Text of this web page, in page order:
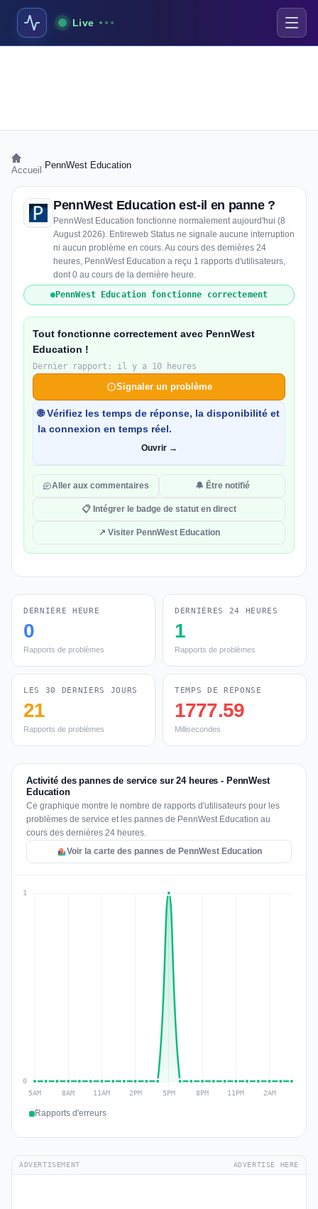
Live
Accueil PennWest Education
PennWest Education est-il en panne ?
PennWest Education fonctionne normalement aujourd'hui (8
August 2026). Entireweb Status ne signale aucune interruption
ni aucun problème en cours. Au cours des dernières 24
heures, PennWest Education a reçu 1 rapports d'utilisateurs,
dont 0 au cours de la dernière heure.
PennWest Education fonctionne correctement
Tout fonctionne correctement avec PennWest
Education !
Dernier rapport: il y a 10 heures
Signaler un problème
🌐 Vérifiez les temps de réponse, la disponibilité et
la connexion en temps réel.
Ouvrir →
Aller aux commentaires 🔔 Être notifié
📋 Intégrer le badge de statut en direct
↗ Visiter PennWest Education
DERNIÈRE HEURE
0
Rapports de problèmes
DERNIÈRES 24 HEURES
1
Rapports de problèmes
LES 30 DERNIERS JOURS
21
Rapports de problèmes
TEMPS DE RÉPONSE
1777.59
Millisecondes
Activité des pannes de service sur 24 heures - PennWest
Education
Ce graphique montre le nombre de rapports d'utilisateurs pour les
problèmes de service et les pannes de PennWest Education au
cours des dernières 24 heures.
Voir la carte des pannes de PennWest Education
Rapports d'erreurs
ADVERTISEMENT ADVERTISE HERE